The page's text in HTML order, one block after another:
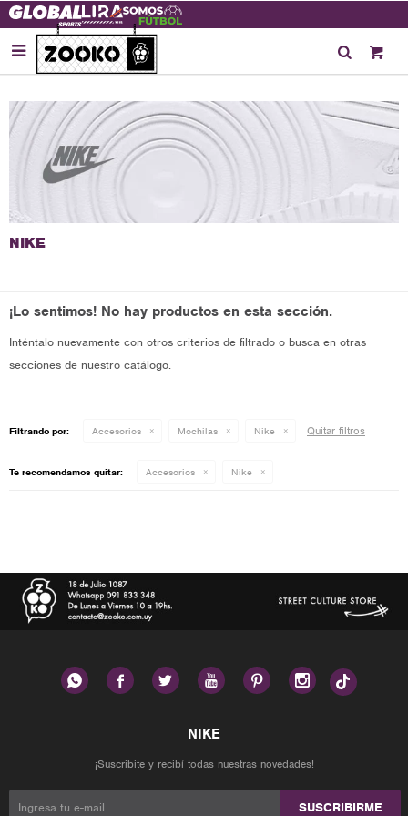

¡Lo sentimos! No hay productos en esta sección.
Inténtalo nuevamente con otros criterios de filtrado o busca en otras
secciones de nuestro catálogo.
Filtrando por: Accesorios Mochilas Nike Quitar filtros
Te recomendamos quitar: Accesorios Nike
     
¡Suscribite y recibí todas nuestras novedades!
SUSCRIBIRME